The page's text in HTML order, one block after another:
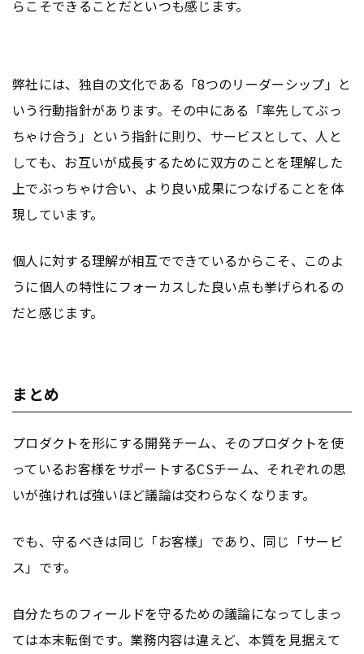
らこそできることだといつも感じます。
弊社には、独自の文化である「8つのリーダーシップ」と
いう行動指針があります。その中にある「率先してぶっ
ちゃけ合う」という指針に則り、サービスとして、人と
しても、お互いが成長するために双方のことを理解した
上でぶっちゃけ合い、より良い成果につなげることを体
現しています。
個人に対する理解が相互でできているからこそ、このよ
うに個人の特性にフォーカスした良い点も挙げられるの
だと感じます。
まとめ
プロダクトを形にする開発チーム、そのプロダクトを使
っているお客様をサポートするCSチーム、それぞれの思
いが強ければ強いほど議論は交わらなくなります。
でも、守るべきは同じ「お客様」であり、同じ「サービ
ス」です。
自分たちのフィールドを守るための議論になってしまっ
ては本末転倒です。業務内容は違えど、本質を見据えて